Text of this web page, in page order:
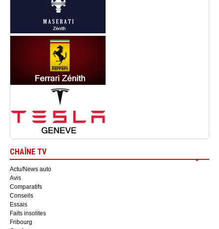
CHAÎNE TV
Actu/News auto
Avis
Comparatifs
Conseils
Essais
Faits insolites
Fribourg